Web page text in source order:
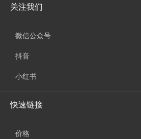
关注我们
微信公众号
抖音
小红书
快速链接
价格